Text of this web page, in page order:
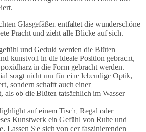
Glasgefäßen entfaltet die wunderschöne
Pracht und zieht alle Blicke auf sich.
und Geduld werden die Blüten
kunstvoll in die ideale Position gebracht,
in die Form gebracht werden.
sorgt nicht nur für eine lebendige Optik,
sondern schafft auch einen
als ob die Blüten tatsächlich im Wasser
auf einem Tisch, Regal oder
Kunstwerk ein Gefühl von Ruhe und
Lassen Sie sich von der faszinierenden